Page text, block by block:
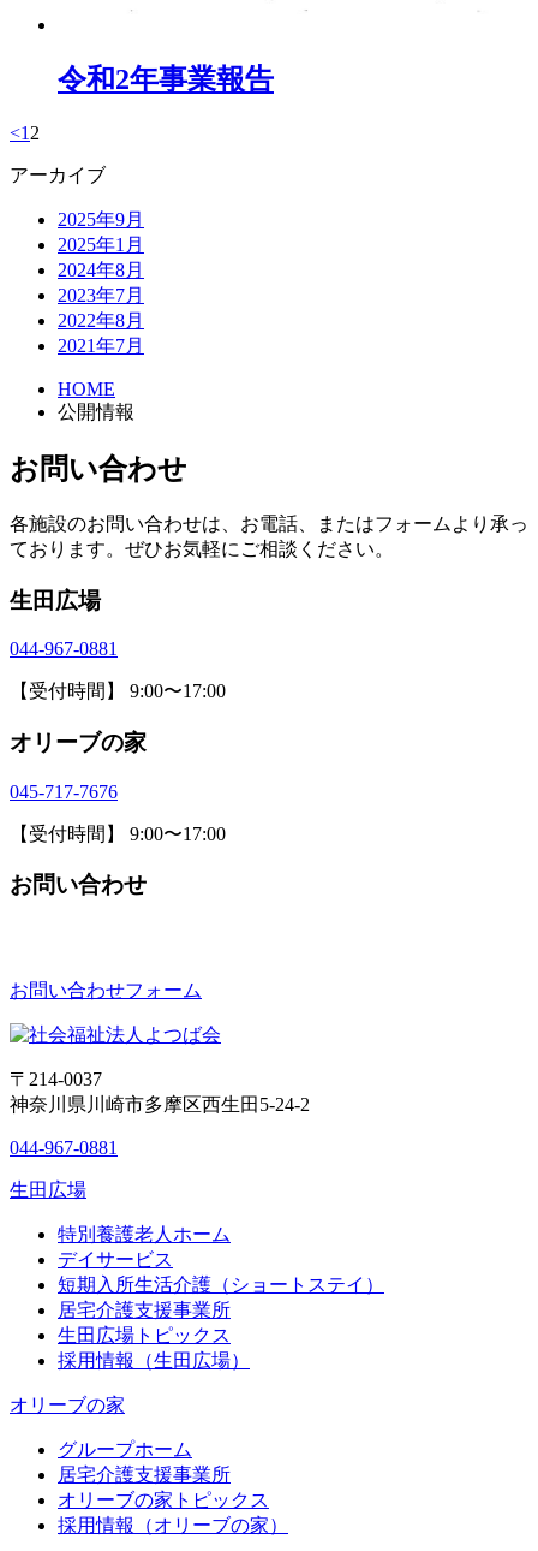
令和2年事業報告
<1 2
アーカイブ
2025年9月
2025年1月
2024年8月
2023年7月
2022年8月
2021年7月
HOME
公開情報
お問い合わせ
各施設のお問い合わせは、お電話、またはフォームより承っ
ております。ぜひお気軽にご相談ください。
生田広場
044-967-0881
【受付時間】 9:00〜17:00
オリーブの家
045-717-7676
【受付時間】 9:00〜17:00
お問い合わせ
お問い合わせフォーム
〒214-0037
神奈川県川崎市多摩区西生田5-24-2
044-967-0881
生田広場
特別養護老人ホーム
デイサービス
短期入所生活介護（ショートステイ）
居宅介護支援事業所
生田広場トピックス
採用情報（生田広場）
オリーブの家
グループホーム
居宅介護支援事業所
オリーブの家トピックス
採用情報（オリーブの家）